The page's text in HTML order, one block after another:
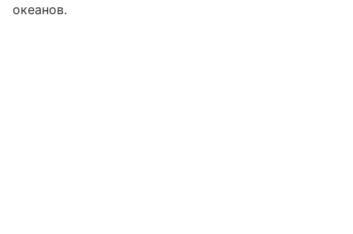
океанов.